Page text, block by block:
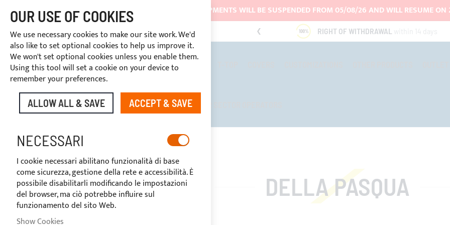
SHIPMENTS WILL BE SUSPENDED FROM 05/08/26 AND WILL RESUME
DISCOUNTS RESERVED FOR SECTOR OPERATORSCUSTOM PAYMENT RIGHT OF WITHDRAWAL
BIMINI TOPS ROLL BARS
DISCOUNTS RESERVED FOR SECTOR OPERATORS
HOME CUSTOM LINE
DELLA PASQUA
OUR USE OF COOKIES
We use necessary cookies to make our site work. We'd
also like to set optional cookies to help us improve it.
We won't set optional cookies unless you enable them.
Using this tool will set a cookie on your device to
remember your preferences.
ALLOW ALL & SAVE ACCEPT & SAVE
NECESSARI
I cookie necessari abilitano funzionalità di base
come sicurezza, gestione della rete e accessibilità. È
possibile disabilitarli modificando le impostazioni
del browser, ma ciò potrebbe influire sul
funzionamento del sito Web.
Show Cookies